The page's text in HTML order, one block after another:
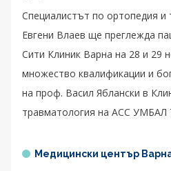
Специалистът по ортопедия и
Евгени Влаев ще преглежда
Сити Клиник Варна на 28 и 29
множество квалификации и
на проф. Васил Яблански в
травматология на АСС УМБАЛ
Медицински център